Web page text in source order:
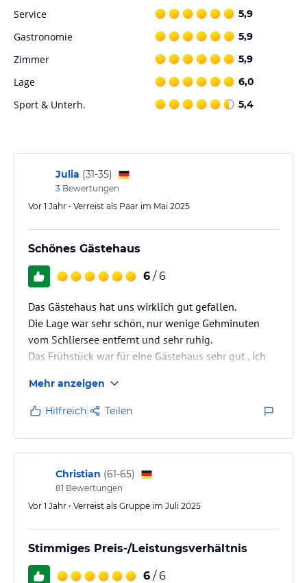
Service 5,9
Gastronomie 5,9
Zimmer 5,9
Lage 6,0
Sport & Unterh. 5,4
Julia (31-35)
3 Bewertungen
Vor 1 Jahr • Verreist als Paar im Mai 2025
Schönes Gästehaus
6 / 6
Das Gästehaus hat uns wirklich gut gefallen.
Die Lage war sehr schön, nur wenige Gehminuten
vom Schliersee entfernt und sehr ruhig.
Das Frühstück war für eine Gästehaus sehr gut , ich
bietet frisch zubereitete Eierspeisen nach Wunsch an.
Unser Zimmer war klein aber fein, immer sauber und
gemütlich eingerichtet.
Es gab eine kleine Terrasse mit Garten und Teich ,
sehr schön angelegt .
Das Gästehaus hat eine kleine Getränke - und Snack-
Ecke, dort kann man sich jeder…
Mehr anzeigen
Hilfreich Teilen
Christian (61-65)
81 Bewertungen
Vor 1 Jahr • Verreist als Gruppe im Juli 2025
Stimmiges Preis-/Leistungsverhältnis
6 / 6